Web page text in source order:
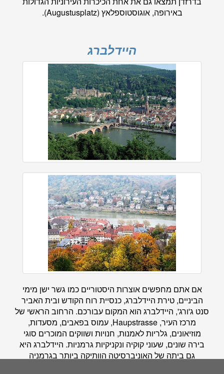
באירופה, אוגוסטוספלאץ (Augustusplatz).
היידלברג
אם אתם מחפשים אוצרות היסטוריים כמו גשר ישן מימי
הביניים, טירת היידלברג, כנסיית רוח הקודש ובית האביר
סנט ג'ורג', היידלברג הוא המקום עבורכם. הרחוב הראשי של
מרכז העיר, Haupstrasse, עמוס בפאבים, מסעדות,
מוזיאונים, גלריות לאמנות, חנויות ושווקים המוכרים סוגי
בירה שונים, שעוני קוקיה ונקניקיות גרמניות. היידלברג היא
גם ביתה של האוניברסיטה הוותיקה ביותר בגרמניה